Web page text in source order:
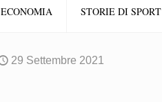
ECONOMIA STORIE DI SPORT
29 Settembre 2021